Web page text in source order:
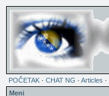
POČETAK · CHAT NG · Articles ·
Meni